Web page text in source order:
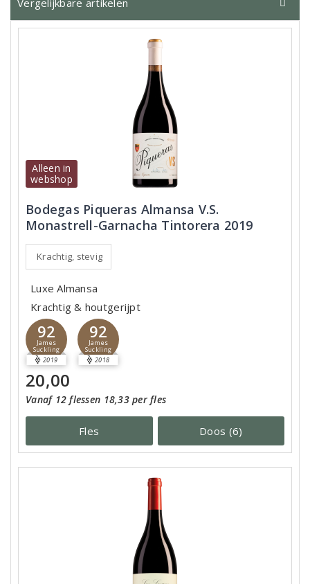
Vergelijkbare artikelen
Alleen in
webshop
Bodegas Piqueras Almansa V.S.
Monastrell-Garnacha Tintorera 2019
Krachtig, stevig
Luxe Almansa
Krachtig & houtgerijpt
92
James
Suckling
2019
92
James
Suckling
2018
20,00
Vanaf 12 flessen 18,33 per fles
Fles Doos (6)